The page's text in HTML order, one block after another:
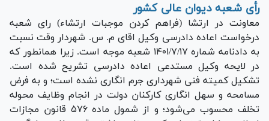
رأی شعبه دیوان عالی کشور
معاونت در ارتشا (فراهم کردن موجبات ارتشاء) رای شعبه
درخواست اعاده دادرسی وکیل اقای م. س. شهردار وقت نسبت
به دادنامه شماره ۱۴۰۱/۷/۱۷ شعبه موجه است. زیرا همانطور که
در لایحه وکیل مستدعی اعاده دادرسی تشریح شده است.
تشکیل کمیته فنی شهرداری جرم انگاری نشده است؛ و به فرض
مسامحه و سهل انگاری کارکنان دولت در انجام وظایف محوله
تخلف محسوب می‌شود؛ و از شمول ماده ۵۷۶ قانون مجازات